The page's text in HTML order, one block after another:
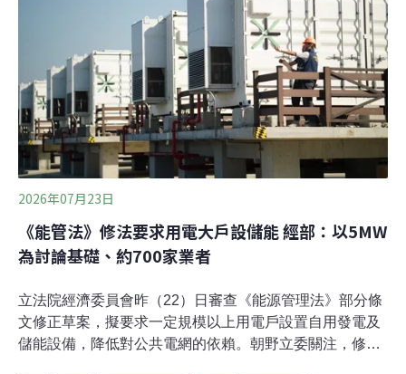
或許是解答。酵素生物燃料電池可利用酵素作為催化劑，
將人體的汗液、尿液、唾液等體液轉換成電力。其中，汗
液的應用最受期待。東京理科大學先進化學科副教授四反
田功研究團隊今年2月發表研究成果，他們以特殊的墨水
配方，克服傳統酵素生物燃料電池製造時程序複雜、品質
不穩的問題，可望讓電池進入量產的新紀元，成本大幅下
降。四反田功表示，這項
2026年07月23日
《能管法》修法要求用電大戶設儲能 經部：以5MW
為討論基礎、約700家業者
立法院經濟委員會昨（22）日審查《能源管理法》部分條
文修正草案，擬要求一定規模以上用電戶設置自用發電及
儲能設備，降低對公共電網的依賴。朝野立委關注，修法